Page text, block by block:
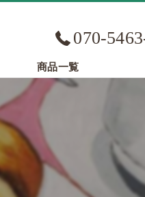
070-
商品一覧